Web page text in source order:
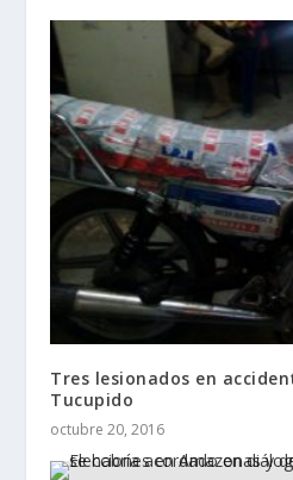
Tres lesionados en
Tucupido
octubre 20, 2016